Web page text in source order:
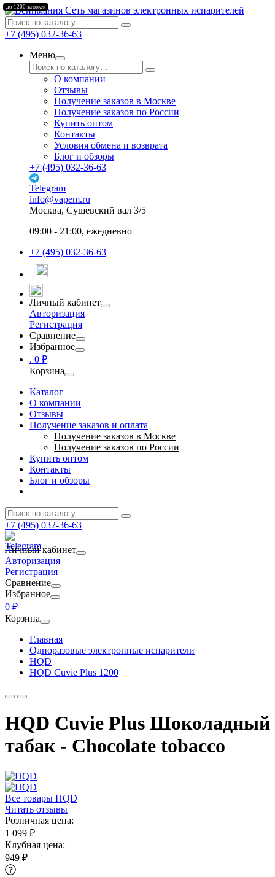
Сеть магазинов электронных испарителей
+7 (495) 032-36-63
Меню
О компании
Отзывы
Получение заказов в Москве
Получение заказов по России
Купить оптом
Контакты
Условия обмена и возврата
Блог и обзоры
+7 (495) 032-36-63
Telegram
info@vapem.ru
Москва, Сущевский вал 3/5
09:00 - 21:00, ежедневно
+7 (495) 032-36-63
Личный кабинет
Авторизация
Регистрация
Сравнение
Избранное
. 0 ₽
Корзина
Каталог
О компании
Отзывы
Получение заказов и оплата
Получение заказов в Москве
Получение заказов по России
Купить оптом
Контакты
Блог и обзоры
+7 (495) 032-36-63
Личный кабинет
Авторизация
Регистрация
Сравнение
Избранное
0 ₽
Корзина
Главная
Одноразовые электронные испарители
HQD
HQD Cuvie Plus 1200
до 1200 затяжек
HQD Cuvie Plus Шоколадный
табак - Chocolate tobacco
Все товары HQD
Читать отзывы
Розничная цена:
1 099 ₽
Клубная цена:
949 ₽